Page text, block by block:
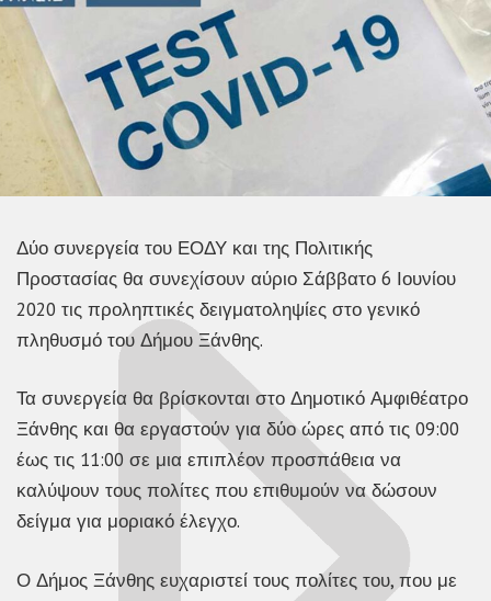
Δύο συνεργεία του ΕΟΔΥ και της Πολιτικής
Προστασίας θα συνεχίσουν αύριο Σάββατο 6 Ιουνίου
2020 τις προληπτικές δειγματοληψίες στο γενικό
πληθυσμό του Δήμου Ξάνθης.
Τα συνεργεία θα βρίσκονται στο Δημοτικό Αμφιθέατρο
Ξάνθης και θα εργαστούν για δύο ώρες από τις 09:00
έως τις 11:00 σε μια επιπλέον προσπάθεια να
καλύψουν τους πολίτες που επιθυμούν να δώσουν
δείγμα για μοριακό έλεγχο.
Ο Δήμος Ξάνθης ευχαριστεί τους πολίτες του, που με